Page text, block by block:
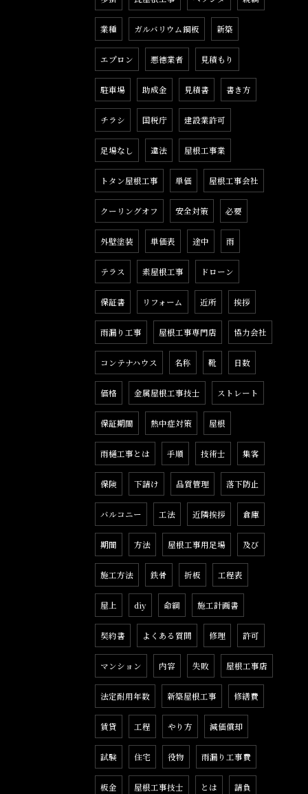
業種 ガルバリウム鋼板 新築
エプロン 悪徳業者 見積もり
駐車場 助成金 見積書 書き方
チラシ 国税庁 建設業許可
足場なし 違法 屋根工事業
トタン屋根工事 単価 屋根工事会社
クーリングオフ 安全対策 必要
外壁塗装 単価表 途中 雨
テラス 素屋根工事 ドローン
保証書 リフォーム 近所 挨拶
雨漏り工事 屋根工事専門店 協力会社
コンテナハウス 名称 靴 日数
価格 金属屋根工事技士 ストレート
保証期間 熱中症対策 屋根
雨樋工事とは 手順 技術士 集客
保険 下請け 品質管理 落下防止
バルコニー 工法 近隣挨拶 倉庫
期間 方法 屋根工事用足場 及び
施工方法 鉄骨 折板 工程表
屋上 diy 命綱 施工計画書
契約書 よくある質問 修理 許可
マンション 内容 失敗 屋根工事店
法定耐用年数 新築屋根工事 修繕費
賃貸 工程 やり方 減価償却
試験 住宅 役物 雨漏り工事費
板金 屋根工事技士 とは 請負